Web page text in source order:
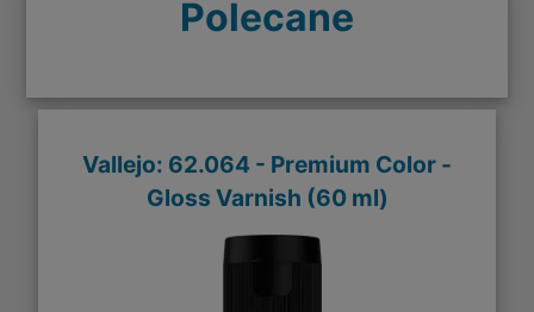
Polecane
Vallejo: 62.064 - Premium Color -
Gloss Varnish (60 ml)